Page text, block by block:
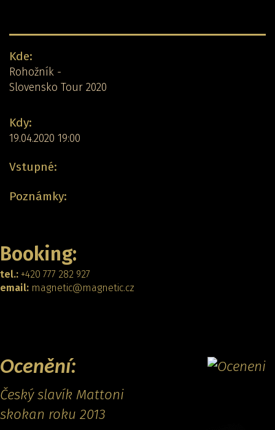
Kde:
Rohožník -
Slovensko Tour 2020
Kdy:
19.04.2020 19:00
Vstupné:
Poznámky:
Booking:
tel.: +420 777 282 927
email: magnetic@magnetic.cz
Ocenění:
Český slavík Mattoni
skokan roku 2013